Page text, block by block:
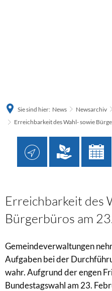
Sie sind hier: News Newsarchiv
Erreichbarkeit des Wahl- sowie
Erreichbarkeit des
Bürgerbüros am
Gemeindeverwaltungen
Aufgaben bei der
wahr. Aufgrund der engen
Bundestagswahl am 23.